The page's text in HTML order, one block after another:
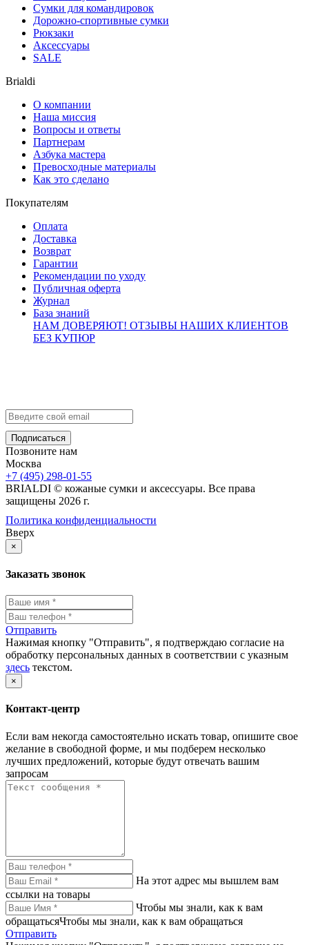
Сумки для командировок
Дорожно-спортивные сумки
Рюкзаки
Аксессуары
SALE
Brialdi
О компании
Наша миссия
Вопросы и ответы
Партнерам
Азбука мастера
Превосходные материалы
Как это сделано
Покупателям
Оплата
Доставка
Возврат
Гарантии
Рекомендации по уходу
Публичная оферта
Журнал
База знаний
НАМ ДОВЕРЯЮТ! ОТЗЫВЫ НАШИХ КЛИЕНТОВ
БЕЗ КУПЮР
Позвоните нам
Москва
+7 (495) 298-01-55
BRIALDI © кожаные сумки и аксессуары. Все права
защищены 2026 г.
Политика конфиденциальности
Вверх
×
Заказать звонок
Отправить
Нажимая кнопку "Отправить", я подтверждаю согласие на
обработку персональных данных в соответствии с указным
здесь текстом.
×
Контакт-центр
Если вам некогда самостоятельно искать товар, опишите свое
желание в свободной форме, и мы подберем несколько
лучших предложений, которые будут отвечать вашим
запросам
На этот адрес мы вышлем вам
ссылки на товары
Чтобы мы знали, как к вам
обращатьсяЧтобы мы знали, как к вам обращаться
Отправить